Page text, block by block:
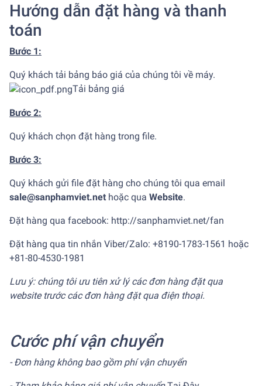
Hướng dẫn đặt hàng và thanh
toán
Bước 1:
Quý khách tải bảng báo giá của chúng tôi về máy.
Tải bảng giá
Bước 2:
Quý khách chọn đặt hàng trong file.
Bước 3:
Quý khách gửi file đặt hàng cho chúng tôi qua email
sale@sanphamviet.net hoặc qua Website.
Đặt hàng qua facebook: http://sanphamviet.net/fan
Đặt hàng qua tin nhắn Viber/Zalo: +8190-1783-1561 hoặc
+81-80-4530-1981
Lưu ý: chúng tôi ưu tiên xử lý các đơn hàng đặt qua
website trước các đơn hàng đặt qua điện thoại.
Cước phí vận chuyển
- Đơn hàng không bao gồm phí vận chuyển